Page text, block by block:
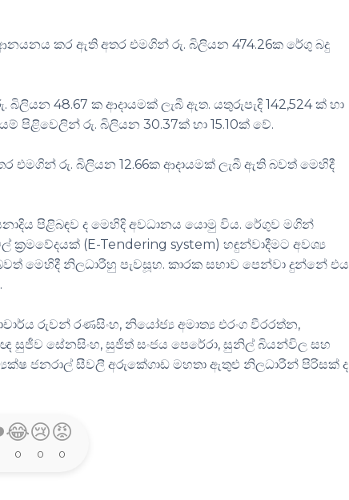
කර ඇති අතර එමගින් රු. බිලියන 474.26ක රේගු බදු
48.67 ක ආදායමක් ලැබී ඇත. යතුරුපැදි 142,524 ක් හා
පිළිවෙලින් රු. බිලියන 30.37ක් හා 15.10ක් වේ.
එමගින් රු. බිලියන 12.66ක ආදායමක් ලැබී ඇති බවත් මෙහිදී
පිළිබඳව ද මෙහිදි අවධානය යොමු විය. රේගුව මගින්
(E-Tendering system) හඳුන්වාදීමට අවශ්‍ය
මෙහිදී නිලධාරීහු පැවසූහ. කාරක සභාව පෙන්වා දුන්නේ එය
රුවන් රණසිංහ, නියෝජ්‍ය අමාත්‍ය එරංග වීරරත්න,
සුජීව සේනසිංහ, සුජිත් සංජය පෙරේරා, සුනිල් බියන්විල සහ
ජනරාල් සීවලී අරුක්‍ගොඩ මහතා ඇතුළු නිලධාරීන් පිරිසක් ද
😂
0
😢
0
😡
0